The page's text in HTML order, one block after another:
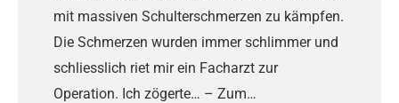
mit massiven Schulterschmerzen zu kämpfen.
Die Schmerzen wurden immer schlimmer und
schliesslich riet mir ein Facharzt zur
Operation. Ich zögerte… – Zum…